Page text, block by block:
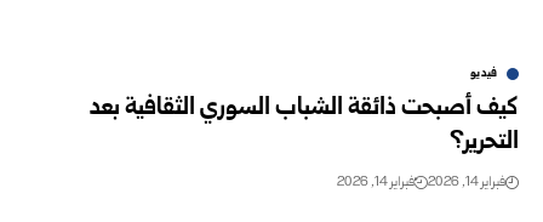
فيديو
كيف أصبحت ذائقة الشباب السوري الثقافية بعد
التحرير؟
فبراير 14, 2026 فبراير 14, 2026